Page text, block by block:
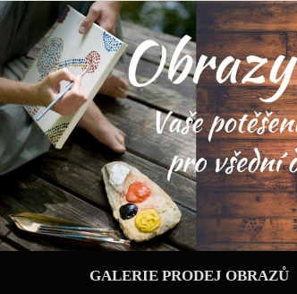
GALERIE PRODEJ OBRAZŮ